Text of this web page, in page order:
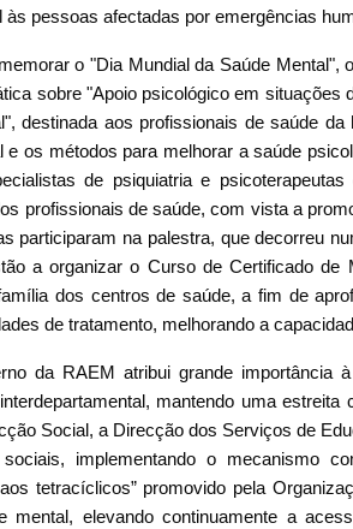
às pessoas afectadas por emergências
o "Dia Mundial da Saúde
sobre "Apoio psicológico em
destinada aos profissionais de saúde
e os métodos para melhorar a saúde
de psiquiatria e
profissionais de saúde, com vista a
participaram na palestra, que decorreu
a organizar o Curso de Certificado de
dos centros de saúde, a fim de
de tratamento, melhorando a
da RAEM atribui grande importância
mantendo uma
Social, a Direcção dos Serviços de
implementando o mecanismo
tetracíclicos” promovido pela
mental, elevando continuamente a